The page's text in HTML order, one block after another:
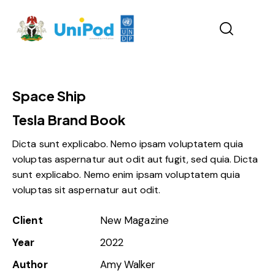
Space Ship
Tesla Brand Book
Dicta sunt explicabo. Nemo ipsam voluptatem quia
voluptas aspernatur aut odit aut fugit, sed quia. Dicta
sunt explicabo. Nemo enim ipsam voluptatem quia
voluptas sit aspernatur aut odit.
Client
New Magazine
Year
2022
Author
Amy Walker